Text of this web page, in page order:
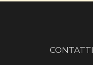
CONTATTI